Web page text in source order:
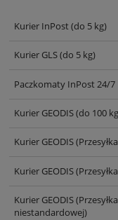
Kurier InPost(do 5 kg)
Kurier GLS(do 5 kg)
Paczkomaty InPost 24/7
Kurier GEODIS(do 100
Kurier GEODIS
Kurier GEODIS
Kurier GEODIS
niestandardowej)